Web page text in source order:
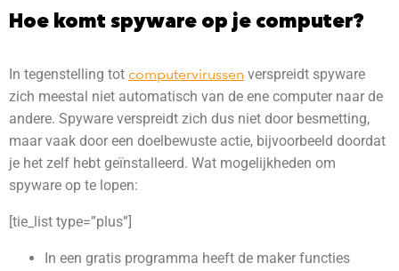
Hoe komt spyware op je computer?
In tegenstelling tot computervirussen verspreidt spyware
zich meestal niet automatisch van de ene computer naar de
andere. Spyware verspreidt zich dus niet door besmetting,
maar vaak door een doelbewuste actie, bijvoorbeeld doordat
je het zelf hebt geïnstalleerd. Wat mogelijkheden om
spyware op te lopen:
[tie_list type=”plus”]
In een gratis programma heeft de maker functies